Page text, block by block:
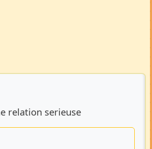
de l’annonce
relation serieuse